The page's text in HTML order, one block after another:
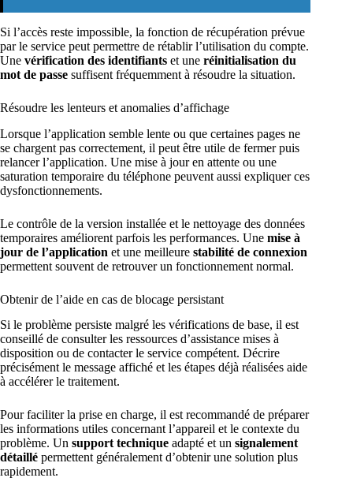
Si l’accès reste impossible, la fonction de récupération prévue
par le service peut permettre de rétablir l’utilisation du compte.
Une vérification des identifiants et une réinitialisation du
mot de passe suffisent fréquemment à résoudre la situation.
Résoudre les lenteurs et anomalies d’affichage
Lorsque l’application semble lente ou que certaines pages ne
se chargent pas correctement, il peut être utile de fermer puis
relancer l’application. Une mise à jour en attente ou une
saturation temporaire du téléphone peuvent aussi expliquer ces
dysfonctionnements.
Le contrôle de la version installée et le nettoyage des données
temporaires améliorent parfois les performances. Une mise à
jour de l’application et une meilleure stabilité de connexion
permettent souvent de retrouver un fonctionnement normal.
Obtenir de l’aide en cas de blocage persistant
Si le problème persiste malgré les vérifications de base, il est
conseillé de consulter les ressources d’assistance mises à
disposition ou de contacter le service compétent. Décrire
précisément le message affiché et les étapes déjà réalisées aide
à accélérer le traitement.
Pour faciliter la prise en charge, il est recommandé de préparer
les informations utiles concernant l’appareil et le contexte du
problème. Un support technique adapté et un signalement
détaillé permettent généralement d’obtenir une solution plus
rapidement.